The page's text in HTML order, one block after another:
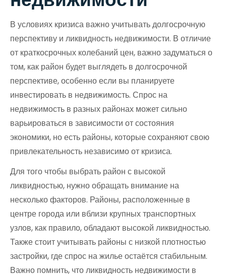
В условиях кризиса важно учитывать долгосрочную
перспективу и ликвидность недвижимости. В отличие
от краткосрочных колебаний цен, важно задуматься о
том, как район будет выглядеть в долгосрочной
перспективе, особенно если вы планируете
инвестировать в недвижимость. Спрос на
недвижимость в разных районах может сильно
варьироваться в зависимости от состояния
экономики, но есть районы, которые сохраняют свою
привлекательность независимо от кризиса.
Для того чтобы выбрать район с высокой
ликвидностью, нужно обращать внимание на
несколько факторов. Районы, расположенные в
центре города или вблизи крупных транспортных
узлов, как правило, обладают высокой ликвидностью.
Также стоит учитывать районы с низкой плотностью
застройки, где спрос на жилье остаётся стабильным.
Важно помнить, что ликвидность недвижимости в